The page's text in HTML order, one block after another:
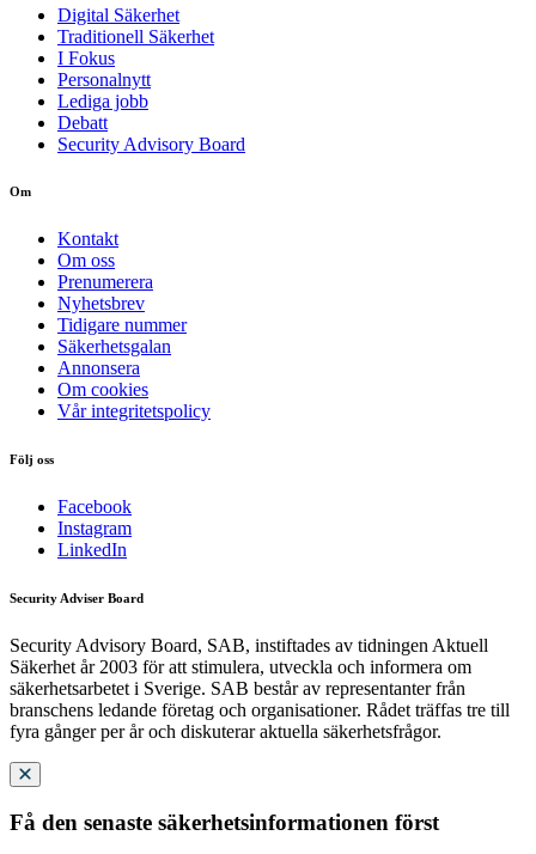
Digital Säkerhet
Traditionell Säkerhet
I Fokus
Personalnytt
Lediga jobb
Debatt
Security Advisory Board
Om
Kontakt
Om oss
Prenumerera
Nyhetsbrev
Tidigare nummer
Säkerhetsgalan
Annonsera
Om cookies
Vår integritetspolicy
Följ oss
Facebook
Instagram
LinkedIn
Security Adviser Board
Security Advisory Board, SAB, instiftades av tidningen Aktuell
Säkerhet år 2003 för att stimulera, utveckla och informera om
säkerhetsarbetet i Sverige. SAB består av representanter från
branschens ledande företag och organisationer. Rådet träffas tre till
fyra gånger per år och diskuterar aktuella säkerhetsfrågor.
Få den senaste säkerhetsinformationen först